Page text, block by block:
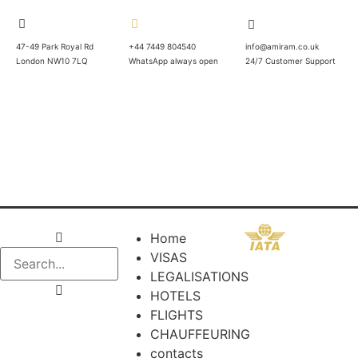
47-49 Park Royal Rd
London NW10 7LQ
+44 7449 804540
WhatsApp always open
info@amiram.co.uk
24/7 Customer Support
Home
VISAS
LEGALISATIONS
HOTELS
FLIGHTS
CHAUFFEURING
contacts